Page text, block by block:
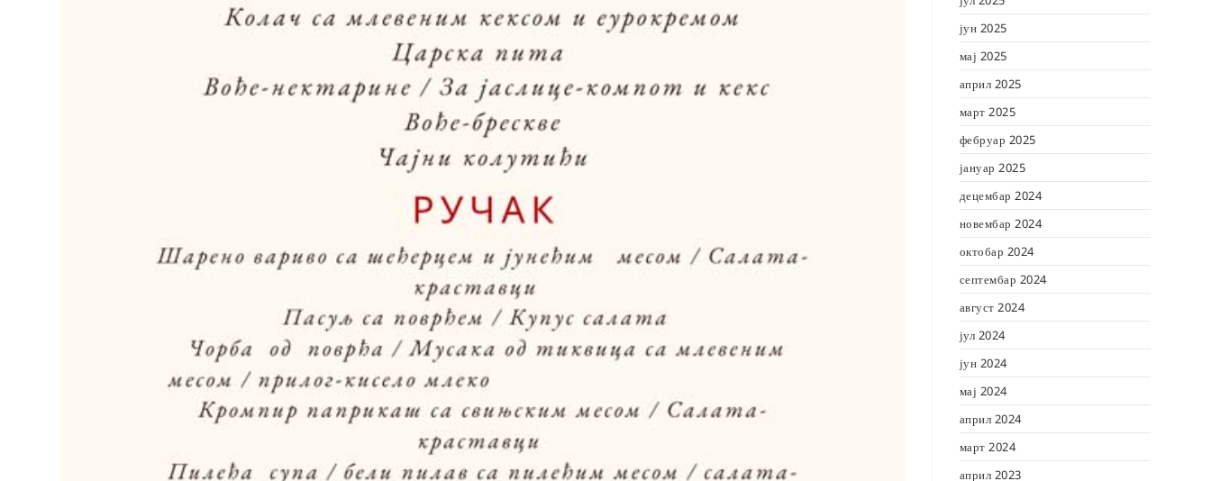
јун 2025
мај 2025
април 2025
март 2025
фебруар 2025
јануар 2025
децембар 2024
новембар 2024
октобар 2024
септембар 2024
август 2024
јул 2024
јун 2024
мај 2024
април 2024
март 2024
април 2023